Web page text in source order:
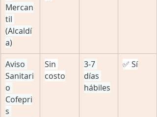
Mercan
til
(Alcaldí
a)
Aviso
Sanitari
o
Cofepri
s
Sin
costo
3-7
días
hábiles
✅ Sí